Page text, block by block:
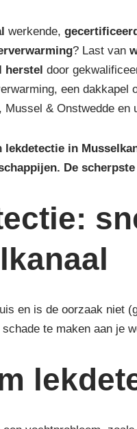
werkende,
? Last van
herstel door
een dakkapel
Mussel & Onstwedde en
lekdetectie in
De scherpste
en is de oorzaak niet
te maken aan je